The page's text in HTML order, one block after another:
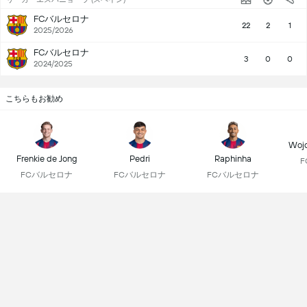
FCバルセロナ
2025/2026 22 2 1
FCバルセロナ
2024/2025 3 0 0
こちらもお勧め
Frenkie de Jong
FCバルセロナ
Pedri
FCバルセロナ
Raphinha
FCバルセロナ